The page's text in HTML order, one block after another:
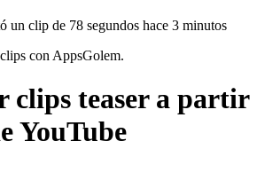
un clip de 78 segundos hace 3 minutos
con AppsGolem.
clips teaser a partir
YouTube